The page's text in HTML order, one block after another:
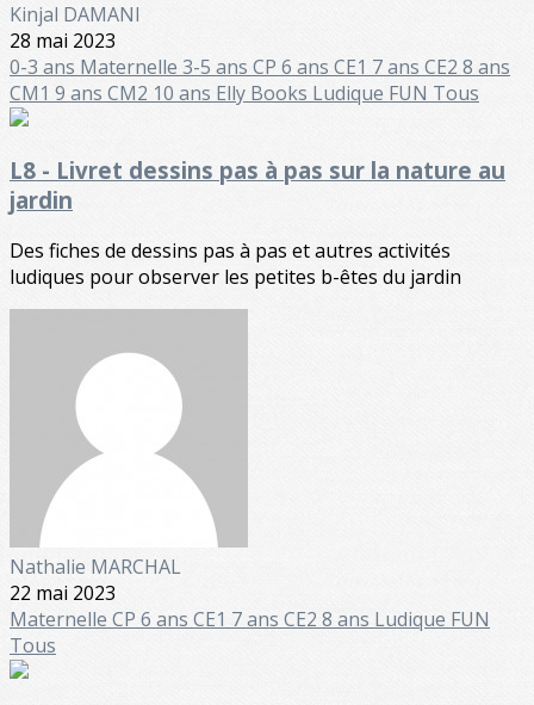
Kinjal DAMANI
28 mai 2023
0-3 ans Maternelle 3-5 ans CP 6 ans CE1 7 ans CE2 8 ans
CM1 9 ans CM2 10 ans Elly Books Ludique FUN Tous
L8 - Livret dessins pas à pas sur la nature au
jardin
Des fiches de dessins pas à pas et autres activités
ludiques pour observer les petites b-êtes du jardin
Nathalie MARCHAL
22 mai 2023
Maternelle CP 6 ans CE1 7 ans CE2 8 ans Ludique FUN
Tous